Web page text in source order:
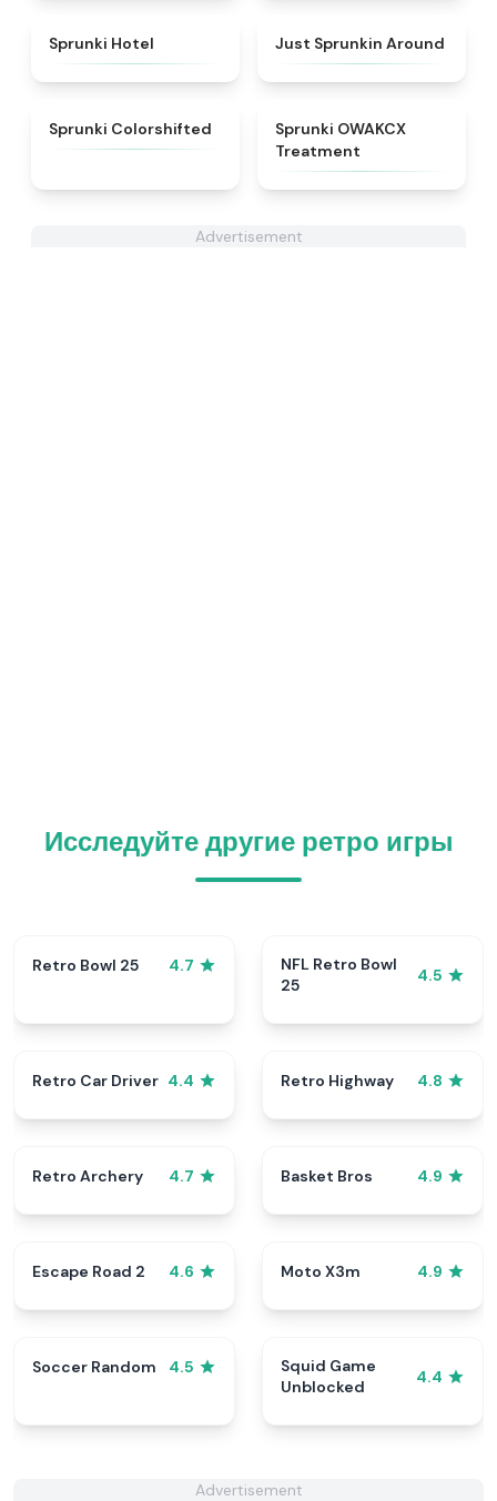
Sprunki Hotel 4.6
Just Sprunkin Around
★ 4.6
Sprunki Colorshifted
Sprunki OWAKCX
Treatment
Advertisement
Исследуйте другие ретро игры
Retro Bowl 25 4.7
NFL Retro Bowl
25
4.5
Retro Car Driver 4.4 Retro Highway 4.8
Retro Archery 4.7 Basket Bros 4.9
Escape Road 2 4.6 Moto X3m 4.9
Soccer Random 4.5
Squid Game
Unblocked
4.4
Advertisement